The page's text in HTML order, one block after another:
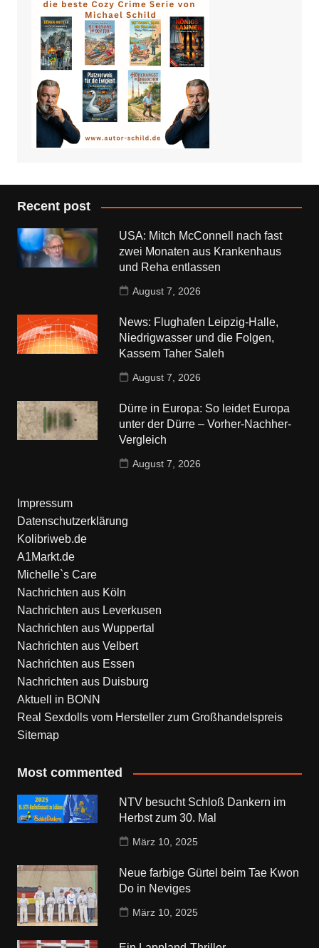
Recent post
USA: Mitch McConnell nach fast
zwei Monaten aus Krankenhaus
und Reha entlassen
August 7, 2026
News: Flughafen Leipzig-Halle,
Niedrigwasser und die Folgen,
Kassem Taher Saleh
August 7, 2026
Dürre in Europa: So leidet Europa
unter der Dürre – Vorher-Nachher-
Vergleich
August 7, 2026
Impressum
Datenschutzerklärung
Kolibriweb.de
A1Markt.de
Michelle`s Care
Nachrichten aus Köln
Nachrichten aus Leverkusen
Nachrichten aus Wuppertal
Nachrichten aus Velbert
Nachrichten aus Essen
Nachrichten aus Duisburg
Aktuell in BONN
Real Sexdolls vom Hersteller zum Großhandelspreis
Sitemap
Most commented
NTV besucht Schloß Dankern im
Herbst zum 30. Mal
März 10, 2025
Neue farbige Gürtel beim Tae Kwon
Do in Neviges
März 10, 2025